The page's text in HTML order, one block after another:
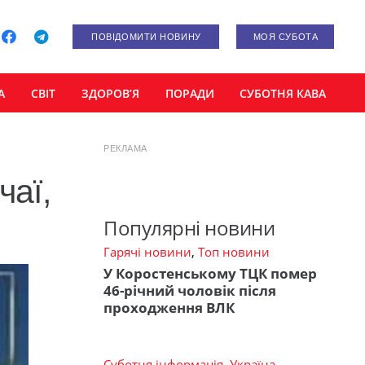
ПОВІДОМИТИ НОВИНУ МОЯ СУБОТА
СВІТ ЗДОРОВ’Я ПОРАДИ СУБОТНЯ КАВА
РЕКЛАМА
Популярні новини
Гарячі новини, Топ новини
У Коростенському ТЦК помер
46-річний чоловік після
проходження ВЛК